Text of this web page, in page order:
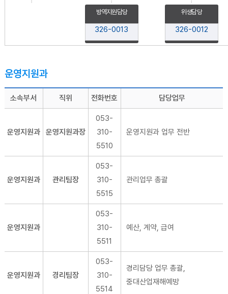
방역지원담당
326-0013
위생담당
326-0012
운영지원과
소속부서 직위 전화번호 담당업무
운영지원과 운영지원과장
053-
310-
5510
운영지원과 업무 전반
운영지원과 관리팀장
053-
310-
5515
관리업무 총괄
운영지원과
053-
310-
5511
예산, 계약, 급여
운영지원과 경리팀장
053-
310-
5514
경리담당 업무 총괄,
중대산업재해예방